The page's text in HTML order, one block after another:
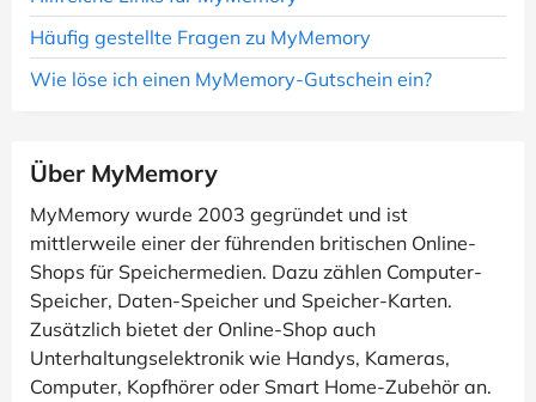
Häufig gestellte Fragen zu MyMemory
Wie löse ich einen MyMemory-Gutschein ein?
Über MyMemory
MyMemory wurde 2003 gegründet und ist
mittlerweile einer der führenden britischen Online-
Shops für Speichermedien. Dazu zählen Computer-
Speicher, Daten-Speicher und Speicher-Karten.
Zusätzlich bietet der Online-Shop auch
Unterhaltungselektronik wie Handys, Kameras,
Computer, Kopfhörer oder Smart Home-Zubehör an.